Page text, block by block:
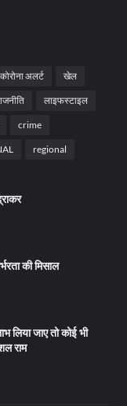
कोरोना अलर्ट खेल
लाइफस्टाइल
crime
regional
की मिसाल
लिया जाए तो कोई भी
राम